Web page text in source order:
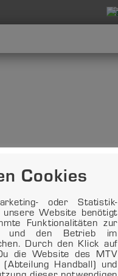
Cookies
oder Statistik-
Website benötigt
Funktionalitäten zur
und den Betrieb im
Durch den Klick auf
die Website des MTV
Handball) und